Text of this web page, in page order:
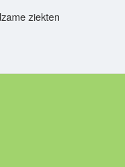
ziekten